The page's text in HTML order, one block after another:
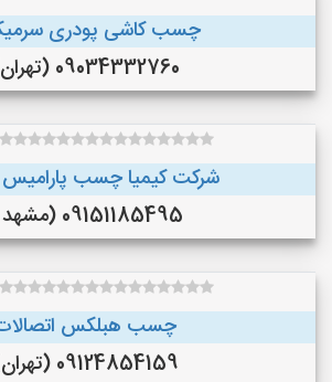
چسب کاشی پودری
09034332760 (تهران)
شرکت کیمیا چسب
09151185495 (مشهد )
چسب هبلکس
09124854159 (تهران)